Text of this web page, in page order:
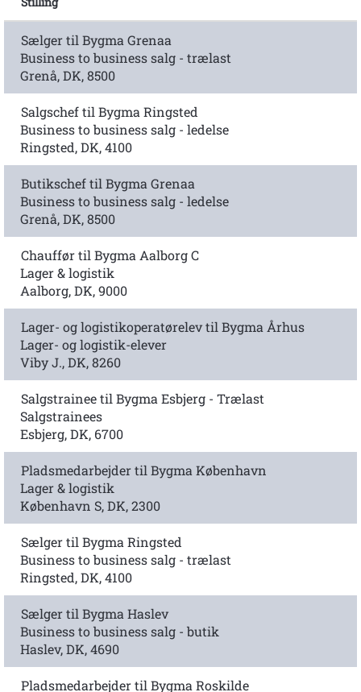
Sælger til Bygma Grenaa
Business to business salg - trælast
Grenå, DK, 8500
Salgschef til Bygma Ringsted
Business to business salg - ledelse
Ringsted, DK, 4100
Butikschef til Bygma Grenaa
Business to business salg - ledelse
Grenå, DK, 8500
Chauffør til Bygma Aalborg C
Lager & logistik
Aalborg, DK, 9000
Lager- og logistikoperatørelev til Bygma Århus
Lager- og logistik-elever
Viby J., DK, 8260
Salgstrainee til Bygma Esbjerg - Trælast
Salgstrainees
Esbjerg, DK, 6700
Pladsmedarbejder til Bygma København
Lager & logistik
København S, DK, 2300
Sælger til Bygma Ringsted
Business to business salg - trælast
Ringsted, DK, 4100
Sælger til Bygma Haslev
Business to business salg - butik
Haslev, DK, 4690
Pladsmedarbejder til Bygma Roskilde